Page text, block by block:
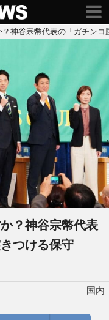
神谷宗幣代表の「ガチンコ
？神谷宗幣代表
つける保守
国内